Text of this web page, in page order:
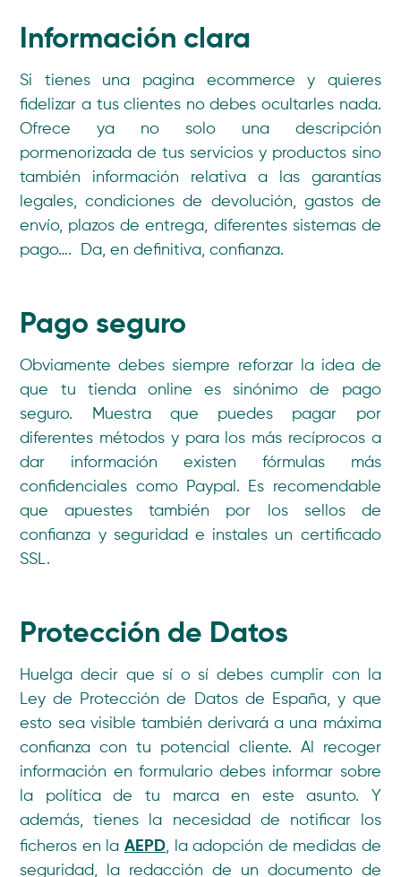
Información clara
Si tienes una pagina ecommerce y quieres
fidelizar a tus clientes no debes ocultarles nada.
Ofrece ya no solo una descripción
pormenorizada de tus servicios y productos sino
también información relativa a las garantías
legales, condiciones de devolución, gastos de
envío, plazos de entrega, diferentes sistemas de
pago…. Da, en definitiva, confianza.
Pago seguro
Obviamente debes siempre reforzar la idea de
que tu tienda online es sinónimo de pago
seguro. Muestra que puedes pagar por
diferentes métodos y para los más recíprocos a
dar información existen fórmulas más
confidenciales como Paypal. Es recomendable
que apuestes también por los sellos de
confianza y seguridad e instales un certificado
SSL.
Protección de Datos
Huelga decir que sí o sí debes cumplir con la
Ley de Protección de Datos de España, y que
esto sea visible también derivará a una máxima
confianza con tu potencial cliente. Al recoger
información en formulario debes informar sobre
la política de tu marca en este asunto. Y
además, tienes la necesidad de notificar los
ficheros en la AEPD, la adopción de medidas de
seguridad, la redacción de un documento de